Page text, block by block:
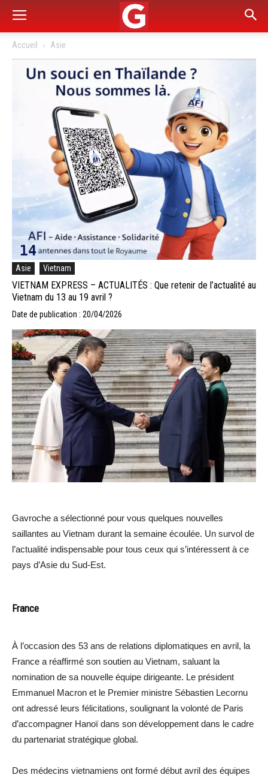
Accueil Asie
Asie Vietnam
VIETNAM EXPRESS – ACTUALITÉS : Que retenir de l’actualité au
Vietnam du 13 au 19 avril ?
Date de publication : 20/04/2026
Gavroche a sélectionné pour vous quelques nouvelles
saillantes au Vietnam durant la semaine écoulée. Un survol de
l’actualité indispensable pour tous ceux qui s’intéressent à ce
pays d’Asie du Sud-Est.
France
À l’occasion des 53 ans de relations diplomatiques en avril, la
France a réaffirmé son soutien au Vietnam, saluant la
nomination de sa nouvelle équipe dirigeante. Le président
Emmanuel Macron et le Premier ministre Sébastien Lecornu
ont adressé leurs félicitations, soulignant la volonté de Paris
d’accompagner Hanoï dans son développement dans le cadre
du partenariat stratégique global.
Des médecins vietnamiens ont formé début avril des équipes